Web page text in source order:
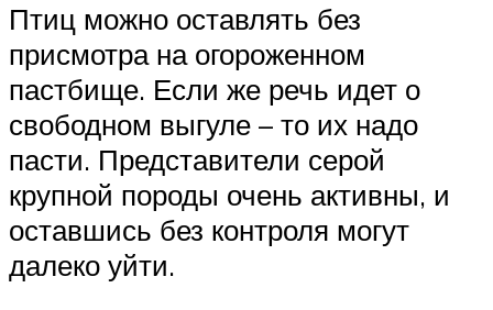
Птиц можно оставлять без
присмотра на огороженном
пастбище. Если же речь идет о
свободном выгуле – то их надо
пасти. Представители серой
крупной породы очень активны, и
оставшись без контроля могут
далеко уйти.